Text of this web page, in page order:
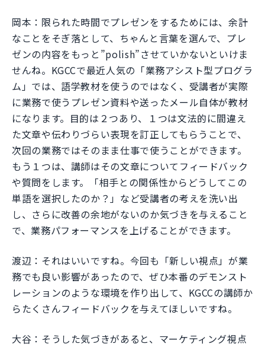
岡本：限られた時間でプレゼンをするためには、余計
なことをそぎ落として、ちゃんと言葉を選んで、プレ
ゼンの内容をもっと”polish”させていかないといけま
せんね。KGCCで最近人気の「業務アシスト型プログラ
ム」では、語学教材を使うのではなく、受講者が実際
に業務で使うプレゼン資料や送ったメール自体が教材
になります。目的は２つあり、１つは文法的に間違え
た文章や伝わりづらい表現を訂正してもらうことで、
次回の業務ではそのまま仕事で使うことができます。
もう１つは、講師はその文章についてフィードバック
や質問をします。「相手との関係性からどうしてこの
単語を選択したのか？」など受講者の考えを洗い出
し、さらに改善の余地がないのか気づきを与えること
で、業務パフォーマンスを上げることができます。
渡辺：それはいいですね。今回も「新しい視点」が業
務でも良い影響があったので、ぜひ本番のデモンスト
レーションのような環境を作り出して、KGCCの講師か
らたくさんフィードバックを与えてほしいですね。
大谷：そうした気づきがあると、マーケティング視点